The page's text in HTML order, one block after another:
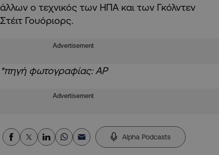
άλλων ο τεχνικός των ΗΠΑ και των Γκόλντεν
Στέιτ Γουόριορς.
Advertisement
*πηγή φωτογραφίας: AP
Advertisement
Alpha Podcasts